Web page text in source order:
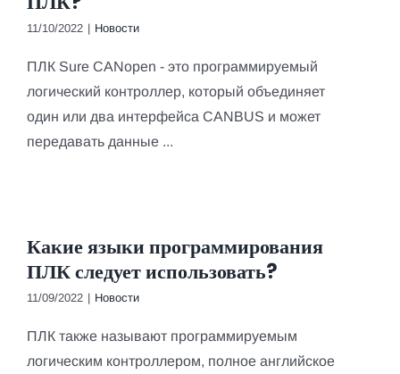
11/10/2022 | Новости
ПЛК Sure CANopen - это программируемый
логический контроллер, который объединяет
один или два интерфейса CANBUS и может
передавать данные ...
Какие языки программирования
ПЛК следует использовать?
11/09/2022 | Новости
ПЛК также называют программируемым
логическим контроллером, полное английское